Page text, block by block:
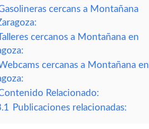
cercans a Montañana
cercanos a Montañana en
cercanas a Montañana en
Relacionado:
Publicaciones relacionadas: